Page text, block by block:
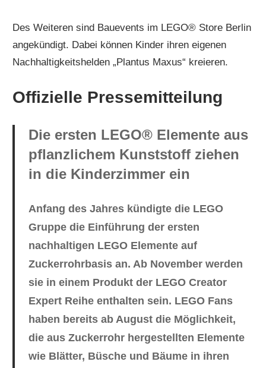
Des Weiteren sind Bauevents im LEGO® Store Berlin
angekündigt. Dabei können Kinder ihren eigenen
Nachhaltigkeitshelden „Plantus Maxus“ kreieren.
Offizielle Pressemitteilung
Die ersten LEGO® Elemente aus
pflanzlichem Kunststoff ziehen
in die Kinderzimmer ein
Anfang des Jahres kündigte die LEGO
Gruppe die Einführung der ersten
nachhaltigen LEGO Elemente auf
Zuckerrohrbasis an. Ab November werden
sie in einem Produkt der LEGO Creator
Expert Reihe enthalten sein. LEGO Fans
haben bereits ab August die Möglichkeit,
die aus Zuckerrohr hergestellten Elemente
wie Blätter, Büsche und Bäume in ihren